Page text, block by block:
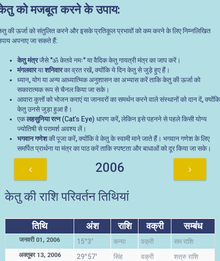
को मजबूत करने के उपाय:
की ऊर्जा को संतुलित करने और इसके प्रतिकूल प्रभावों को कम करने के लिए निम्नलिखित
अपनाए जा सकते हैं:
केतु मंत्रजैसे "ॐ केतवे नमः" या वैदिक केतु गायत्री मंत्र का जाप करें।
मंगलवारयाशनिवारका व्रत रखें, क्योंकि ये दिन केतु से जुड़े हुए हैं।
ध्यान, योग या अन्य आध्यात्मिक अनुशासन का अभ्यास करें ताकि केतु की ऊर्जा को
सकारात्मक रूप से चैनल किया जा सके।
आवारा कुत्तों को भोजन कराएं या जानवरों का समर्थन करने वाले संस्थानों को दान दें, क्योंकि
केतु उनसे जुड़ा हुआ है।
एकलहसुनिया रत्न(Cat’s Eye) धारण करें, लेकिन इसे पहनने से पहले किसी योग्य
ज्योतिषी से परामर्श अवश्य लें।
भगवान गणेशकी पूजा करें, क्योंकि वे केतु के स्वामी माने जाते हैं। भगवान गणेश के लिए
समर्पित प्रार्थना या मंत्र का पाठ करें ताकि स्पष्टता और बाधाओं को दूर किया जा सके।
2006
केतु की राशि परिवर्तन तिथियां
तिथि अंश राशि वक्री सम्बंध
जनवरी 01, 2006 15°3' कन्या वक्री सम राशि
अक्तूबर 13, 2006 29°57' सिंह वक्री शत्रु राशि